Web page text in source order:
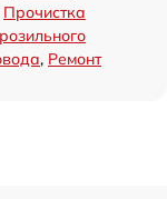
Прочистка
, Ремонт